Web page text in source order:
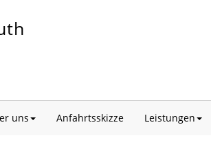
uns Anfahrtsskizze Leistungen